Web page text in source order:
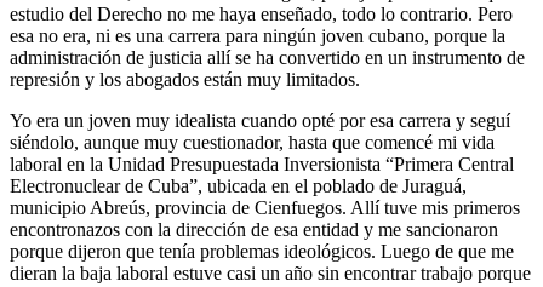
estudio del Derecho no me haya enseñado, todo lo contrario. Pero
esa no era, ni es una carrera para ningún joven cubano, porque la
administración de justicia allí se ha convertido en un instrumento de
represión y los abogados están muy limitados.
Yo era un joven muy idealista cuando opté por esa carrera y seguí
siéndolo, aunque muy cuestionador, hasta que comencé mi vida
laboral en la Unidad Presupuestada Inversionista “Primera Central
Electronuclear de Cuba”, ubicada en el poblado de Juraguá,
municipio Abreús, provincia de Cienfuegos. Allí tuve mis primeros
encontronazos con la dirección de esa entidad y me sancionaron
porque dijeron que tenía problemas ideológicos. Luego de que me
dieran la baja laboral estuve casi un año sin encontrar trabajo porque